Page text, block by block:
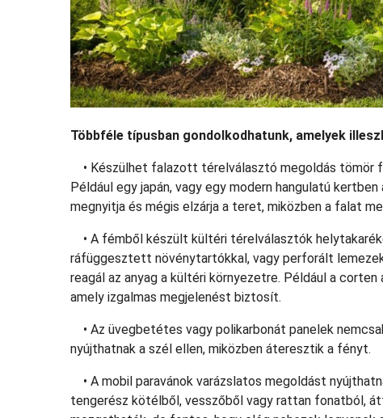
Többféle típusban gondolkodhatunk, amelyek
• Készülhet falazott térelválasztó megoldás tömör
Például egy japán, vagy egy modern hangulatú
megnyitja és mégis elzárja a teret, miközben a falat
• A fémből készült kültéri térelválasztók
ráfüggesztett növénytartókkal, vagy perforált
reagál az anyag a kültéri környezetre. Például a
amely izgalmas megjelenést biztosít.
• Az üvegbetétes vagy polikarbonát panelek
nyújthatnak a szél ellen, miközben áteresztik a fényt.
• A mobil paravánok varázslatos megoldást
tengerész kötélből, vesszőből vagy rattan fonatból,